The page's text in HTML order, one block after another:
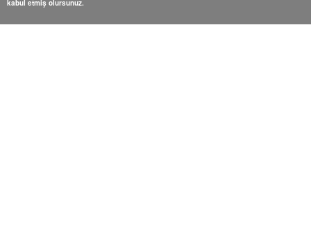
kabul etmiş olursunuz.